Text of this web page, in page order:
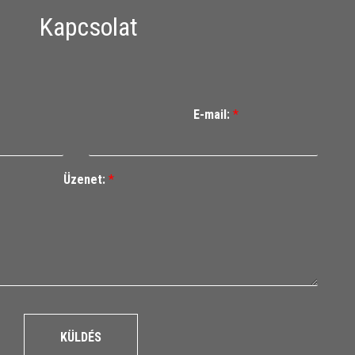
Kapcsolat
E-mail: *
Üzenet: *
KÜLDÉS